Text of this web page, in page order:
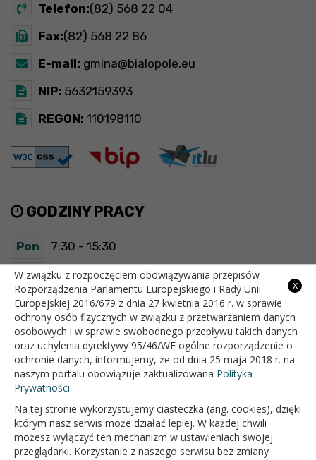
Telefon:(82) 568 22 04
Fax:(82) 568 22 86
E-mail: gmina@bialopole.eu
NIP: 5632159393
REGON: 110198110
GODZINY PRACY
Pon 7:30 - 15:30
Wt 7:30 - 15:30
Śr 7:30 - 15:30
Czw 7:30 - 15:30
Pt 7:30 - 15:30
OFICJALNY SERWIS INTERNETOWY GMINY BIAŁOPOLE
x
W związku z rozpoczęciem obowiązywania przepisów
Rozporządzenia Parlamentu Europejskiego i Rady Unii
Europejskiej 2016/679 z dnia 27 kwietnia 2016 r. w sprawie
ochrony osób fizycznych w związku z przetwarzaniem danych
osobowych i w sprawie swobodnego przepływu takich danych
oraz uchylenia dyrektywy 95/46/WE ogólne rozporządzenie o
ochronie danych, informujemy, że od dnia 25 maja 2018 r. na
naszym portalu obowiązuje zaktualizowana Polityka
Prywatności.
Na tej stronie wykorzystujemy ciasteczka (ang. cookies), dzięki
którym nasz serwis może działać lepiej. W każdej chwili
możesz wyłączyć ten mechanizm w ustawieniach swojej
przeglądarki. Korzystanie z naszego serwisu bez zmiany